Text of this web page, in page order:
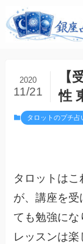
【
性
2020
11/21
タロットのプチ占
タロットは
が、講座を受
ても勉強にな
レッスンは